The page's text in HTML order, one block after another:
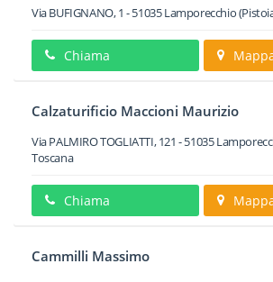
Via BUFIGNANO, 1 -51035Lamporecchio
Chiama
Calzaturificio Maccioni Maurizio
Via PALMIRO TOGLIATTI, 121 -51035
Toscana
Chiama
Cammilli Massimo